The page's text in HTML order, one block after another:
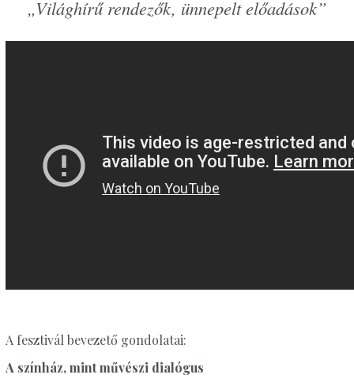
„Világhírű rendezők, ünnepelt előadások”
A fesztivál bevezető gondolatai:
A színház, mint művészi dialógus